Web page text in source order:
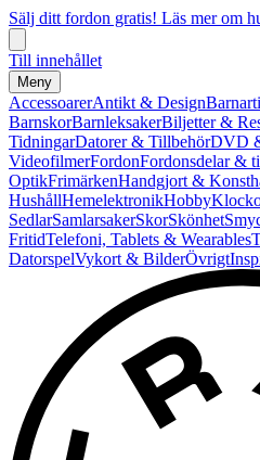
Sälj ditt fordon gratis! Läs mer om
Till innehållet
Meny
AccessoarerAntikt & Design
BarnskorBarnleksakerBiljetter &
TidningarDatorer & TillbehörDVD
VideofilmerFordonFordonsdelar &
OptikFrimärkenHandgjort &
HushållHemelektronikHobby
SedlarSamlarsakerSkorSkönhet
FritidTelefoni, Tablets & Wearables
DatorspelVykort & BilderÖvrigt